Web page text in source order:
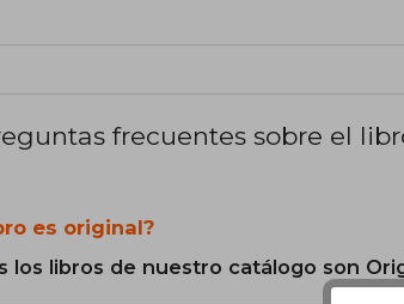
frecuentes sobre el
es original?
los libros de nuestro catálogo son